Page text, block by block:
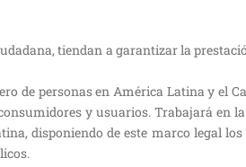
tiendan a garantizar la
de personas en América Latina y el
y usuarios. Trabajará en
disponiendo de este marco legal